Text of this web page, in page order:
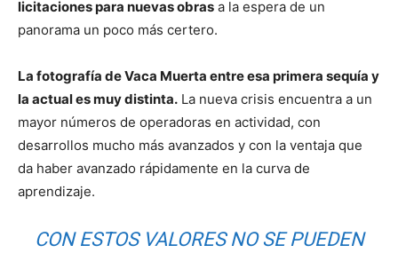
licitaciones para nuevas obras a la espera de un
panorama un poco más certero.
La fotografía de Vaca Muerta entre esa primera sequía y
la actual es muy distinta. La nueva crisis encuentra a un
mayor números de operadoras en actividad, con
desarrollos mucho más avanzados y con la ventaja que
da haber avanzado rápidamente en la curva de
aprendizaje.
CON ESTOS VALORES NO SE PUEDEN